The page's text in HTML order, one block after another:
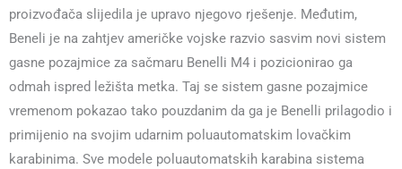
proizvođača slijedila je upravo njegovo rješenje. Međutim,
Beneli je na zahtjev američke vojske razvio sasvim novi sistem
gasne pozajmice za sačmaru Benelli M4 i pozicionirao ga
odmah ispred ležišta metka. Taj se sistem gasne pozajmice
vremenom pokazao tako pouzdanim da ga je Benelli prilagodio i
primijenio na svojim udarnim poluautomatskim lovačkim
karabinima. Sve modele poluautomatskih karabina sistema